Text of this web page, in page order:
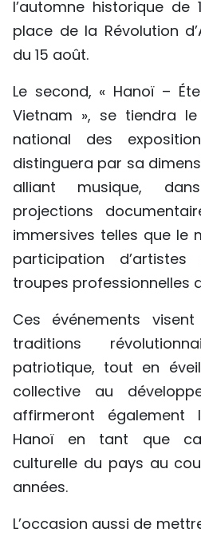
TIẾNG VIỆT
中文
РУССКИЙ
ESPAÑOL
l’automne historique de
place de la Révolution
du 15 août.
Le second, « Hanoï –
Vietnam », se tiendra
national des
distinguera par sa
alliant musique,
projections
immersives telles que le
participation
troupes professionnelles
Ces événements
traditions
patriotique, tout en
collective au
affirmeront
Hanoï en tant que
culturelle du pays au
années.
L’occasion aussi de